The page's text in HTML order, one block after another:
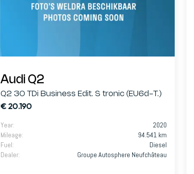
Audi Q2
Q2 30 TDi Business Edit. S tronic (EU6d-T.)
€ 20.190
Year:
2020
Mileage:
94.541 km
Fuel:
Diesel
Dealer: Groupe Autosphere Neufchâteau